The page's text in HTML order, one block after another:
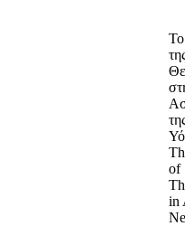
To
of
in